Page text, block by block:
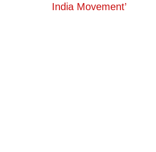
India Movement’